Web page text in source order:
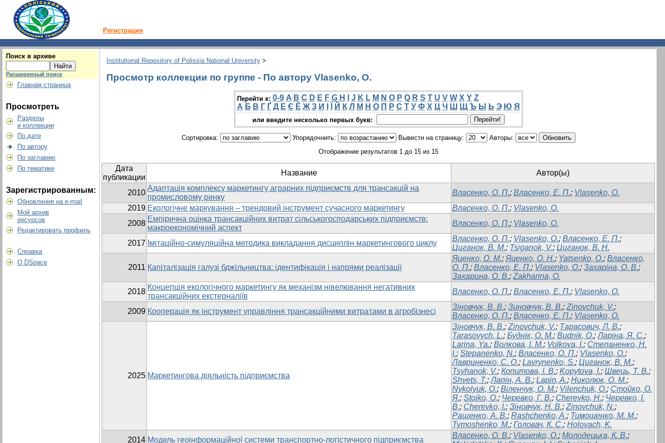
Регистрация
Поиск в архиве
Расширенный поиск
Главная страница
Просмотреть
Разделы
и коллекции
По дате
По автору
По заглавию
По тематике
Зарегистрированным:
Обновления на e-mail
Мой архив
ресурсов
Редактировать профиль
Справка
О DSpace
Institutional Repository of Polissia National University >
Просмотр коллекции по группе - По автору Vlasenko, O.
Перейти к: 0-9 A B C D E F G H J K L M N O P Q R S T U V W X Y Z
А Б В Г Ґ Д Е Є Ё Ж З И Й К Л М Н О П Р С Т У Ф Х Ц Ч Ш Щ Ъ Ы Ь Э Ю Я
или введите несколько первых букв:
Сортировка: Упорядочнить: Вывести на страницу:
Авторы:
Отображение результатов 1 до 15 из 15
Дата
публикации
Название Автор(ы)
2010
Адаптація комплексу маркетингу аграрних підприємств для трансакцій на
промисловому ринку
Власенко, О. П.; Власенко, Е. П.; Vlasenko, O.
2019 Екологічне маркування – трендовий інструмент сучасного маркетингу Власенко, О. П.; Vlasenko, O.
2008
Емпірична оцінка трансакційних витрат сільськогосподарських підприємств:
макроекономічний аспект
Власенко, О. П.; Vlasenko, O.
2017 Імітаційно-симуляційна методика викладання дисциплін маркетингового циклу
Власенко, О. П.; Vlasenko, O.; Власенко, Е. П.;
Циганок, В. М.; Tsiganok, V.; Циганок, В. Н.
2011 Капіталізація галузі бджільництва: ідентифікація і напрями реалізації
Яценко, О. М.; Яценко, О. Н.; Yatsenko, O.; Власенко,
О. П.; Власенко, Е. П.; Vlasenko, O.; Захаріна, О. В.;
Захарина, О. В.; Zakharina, O.
2018
Концепція екологічного маркетингу як механізм нівелювання негативних
трансакційних екстерналіїв
Власенко, О. П.; Власенко, Е. П.; Vlasenko, O.
2009 Кооперація як інструмент управління трансакційними витратами в агробізнесі
Зіновчук, В. В.; Зиновчук, В. В.; Zinovchuk, V.;
Власенко, О. П.; Власенко, Е. П.; Vlasenko, O.
2025 Маркетингова діяльність підприємства
Зіновчук, В. В.; Zinovchuk, V.; Тарасович, Л. В.;
Tarasovych, L.; Буднік, О. М.; Budnik, O.;Ларіна, Я. С.;
Larina, Ya.; Волкова, І. М.; Volkova, I.; Степаненко, Н.
І.; Stepanenko, N.; Власенко, О. П.; Vlasenko, O.;
Лавриненко, С. О.; Lavrynenko, S.; Циганок, В. М.;
Tsyhanok, V.; Копитова, І. В.; Kopytova, I.; Швець, Т. В.;
Shvets, T.;Лапін, А. В.; Lapin, A.; Николюк, О. М.;
Nykolyuk, О.; Віленчук, О. М.; Vilenchuk, O.; Стойко, О.
Я.; Stoiko, O.; Черевко, Г. В.; Cherevko, H.; Черевко, І.
В.; Cherevko, I.; Зіновчук, Н. В.; Zinovchuk, N.;
Ращенко, А. В.; Rashchenko, A.; Тимошенко, М. М.;
Tymoshenko, M.; Головач, К. С.; Holovach, K.
2014 Модель геоінформаційної системи транспортно-логістичного підприємства
Власенко, О. В.; Vlasenko, O.; Молодецька, К. В.;